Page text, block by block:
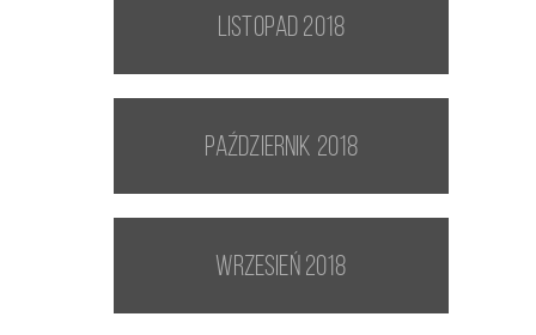
listopad 2018
październik 2018
wrzesień 2018